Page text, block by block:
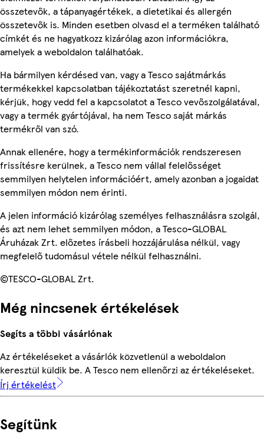
összetevők, a tápanyagértékek, a dietetikai és allergén
összetevők is. Minden esetben olvasd el a terméken található
címkét és ne hagyatkozz kizárólag azon információkra,
amelyek a weboldalon találhatóak.
Ha bármilyen kérdésed van, vagy a Tesco sajátmárkás
termékekkel kapcsolatban tájékoztatást szeretnél kapni,
kérjük, hogy vedd fel a kapcsolatot a Tesco vevőszolgálatával,
vagy a termék gyártójával, ha nem Tesco saját márkás
termékről van szó.
Annak ellenére, hogy a termékinformációk rendszeresen
frissítésre kerülnek, a Tesco nem vállal felelősséget
semmilyen helytelen információért, amely azonban a jogaidat
semmilyen módon nem érinti.
A jelen információ kizárólag személyes felhasználásra szolgál,
és azt nem lehet semmilyen módon, a Tesco-GLOBAL
Áruházak Zrt. előzetes írásbeli hozzájárulása nélkül, vagy
megfelelő tudomásul vétele nélkül felhasználni.
©TESCO-GLOBAL Zrt.
Még nincsenek értékelések
Segíts a többi vásárlónak
Az értékeléseket a vásárlók közvetlenül a weboldalon
keresztül küldik be. A Tesco nem ellenőrzi az értékeléseket.
Írj értékelést
Segítünk